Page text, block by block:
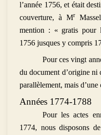
l’année 1756, et était
couverture, à Mr
mention : « gratis pour
1756 jusques y compris
Pour ces vingt
du document d’origine ni
parallèlement, mais d’une
Années 1774-1788
Pour les actes
1774, nous disposons